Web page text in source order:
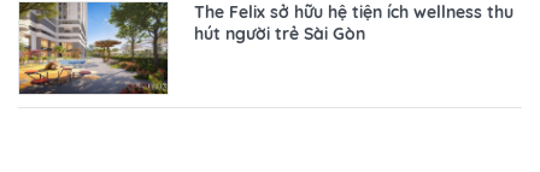
The Felix sở hữu hệ tiện ích wellness thu
hút người trẻ Sài Gòn